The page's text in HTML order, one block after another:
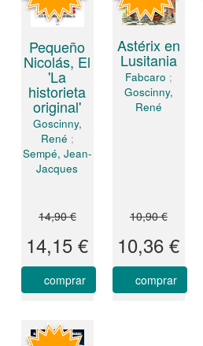
Pequeño
Nicolás, El
'La
historieta
original'
Goscinny,
René ;
Sempé, Jean-
Jacques
14,90 €
14,15 €
comprar
Astérix en
Lusitania
Fabcaro ;
Goscinny,
René
10,90 €
10,36 €
comprar